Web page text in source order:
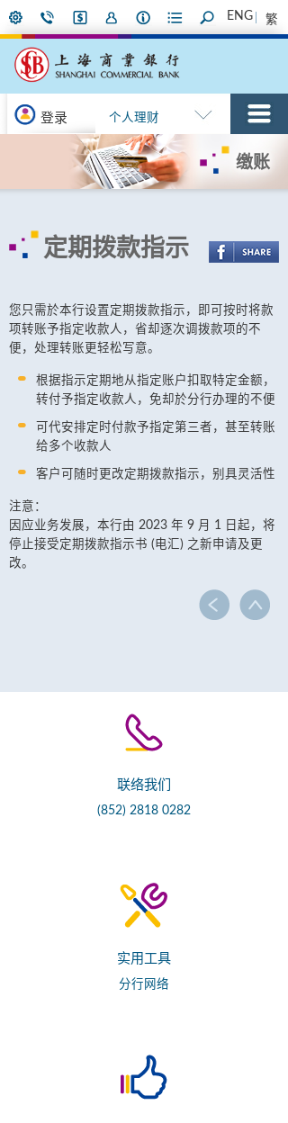
ENG 繁
登录 个人理财
缴账
定期拨款指示
您只需於本行设置定期拨款指示，即可按时将款
项转账予指定收款人，省却逐次调拨款项的不
便，处理转账更轻松写意。
根据指示定期地从指定账户扣取特定金额，
转付予指定收款人，免却於分行办理的不便
可代安排定时付款予指定第三者，甚至转账
给多个收款人
客户可随时更改定期拨款指示，别具灵活性
注意：
因应业务发展，本行由 2023 年 9 月 1 日起，将
停止接受定期拨款指示书 (电汇) 之新申请及更
改。
联络我们
(852) 2818 0282
实用工具
分行网络